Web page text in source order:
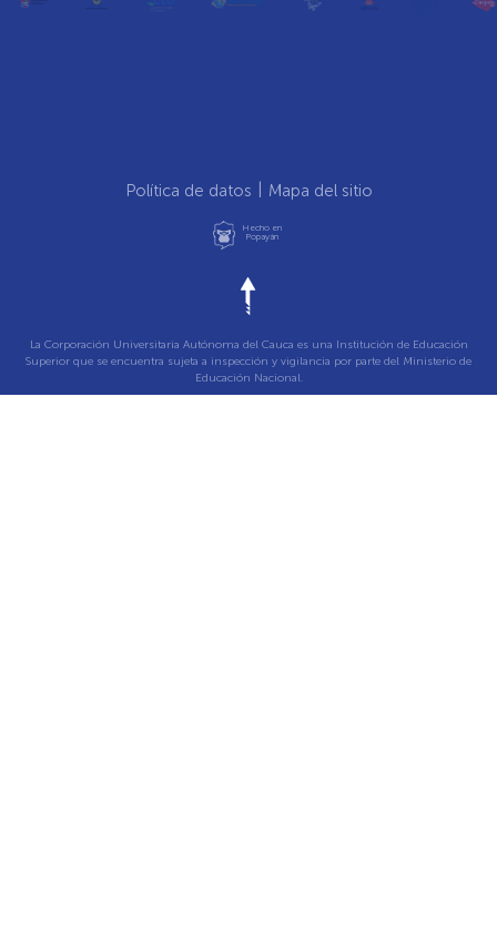
Política de datos Mapa del sitio
Hecho en
Popayán
La Corporación Universitaria Autónoma del Cauca es una Institución de Educación
Superior que se encuentra sujeta a inspección y vigilancia por parte del Ministerio de
Educación Nacional.